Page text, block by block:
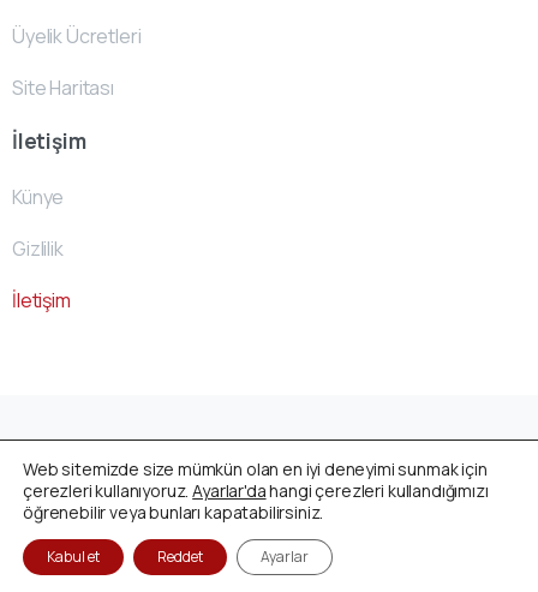
Üyelik Ücretleri
Site Haritası
İletişim
Künye
Gizlilik
İletişim
reserved
Web sitemizde size mümkün olan en iyi deneyimi sunmak için
çerezleri kullanıyoruz.Ayarlar'dahangi çerezleri kullandığımızı
öğrenebilir veya bunları kapatabilirsiniz.
Kabul et Reddet Ayarlar